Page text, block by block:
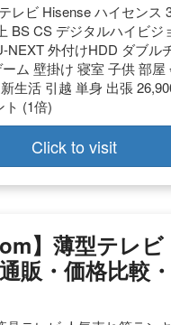
レビ Hisense ハイセンス
BS CS デジタルハイビジ
NEXT 外付けHDD ダブル
ム 壁掛け 寝室 子供 部屋
生活 引越 単身 出張
ト (1倍)
Click to visit
】薄型テレ
販・価格比較